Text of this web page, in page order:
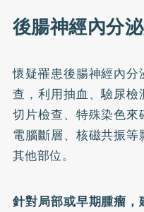
後腸神經內分
懷疑罹患後腸神經內
查，利用抽血、驗尿
切片檢查、特殊染色
電腦斷層、核磁共振
其他部位。
針對局部或早期腫瘤